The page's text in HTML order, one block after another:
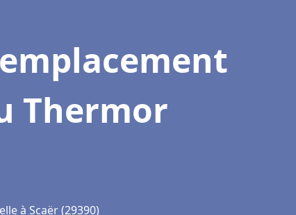
Thermor
à Scaër (29390)